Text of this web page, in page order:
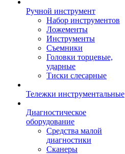
Ручной инструмент
Набор инструментов
Ложементы
Инструменты
Съемники
Головки торцевые,
ударные
Тиски слесарные
Тележки инструментальные
Диагностическое
оборудование
Средства малой
диагностики
Сканеры